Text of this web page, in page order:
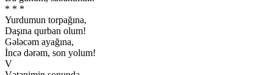
* * *
Yurdumun torpağına,
Daşına qurban olum!
Gələcəm ayağına,
İncə dərəm, son yolum!
V